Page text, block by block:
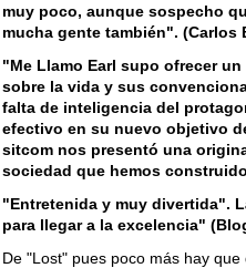
muy poco, aunque sospecho
mucha gente también". (Carlos
"Me Llamo Earl supo ofrecer
sobre la vida y sus
falta de inteligencia del
efectivo en su nuevo objetivo
sitcom nos presentó una
sociedad que hemos
"Entretenida y muy divertida".
para llegar a la excelencia"
De "Lost" pues poco más hay